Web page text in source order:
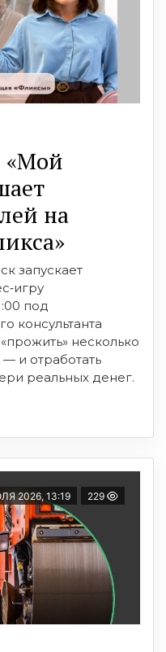
«Мой
на
запускает
под
консультанта
несколько
и отработать
реальных денег.
2026, 13:19 229